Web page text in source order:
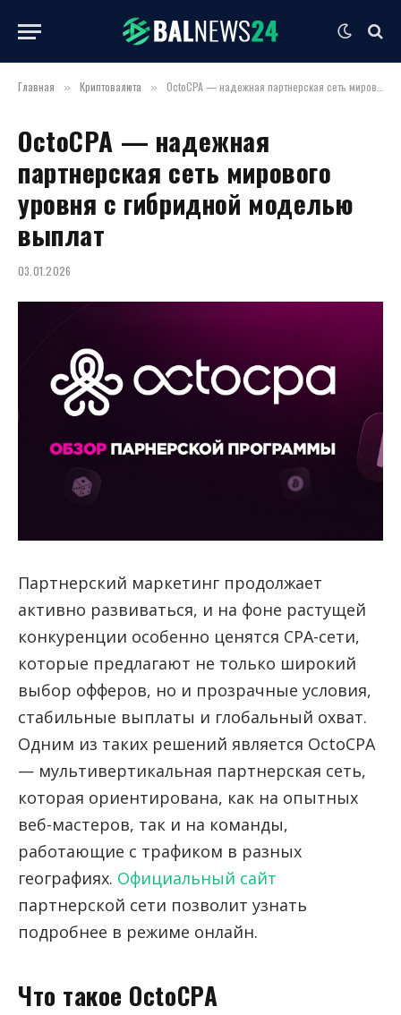
Главная » Криптовалюта » OctoCPA — надежная партнерская сеть мирового уровня с гибридной моделью выплат
OctoCPA — надежная
партнерская сеть мирового
уровня с гибридной моделью
выплат
03.01.2026
Партнерский маркетинг продолжает
активно развиваться, и на фоне растущей
конкуренции особенно ценятся CPA-сети,
которые предлагают не только широкий
выбор офферов, но и прозрачные условия,
стабильные выплаты и глобальный охват.
Одним из таких решений является OctoCPA
— мультивертикальная партнерская сеть,
которая ориентирована, как на опытных
веб-мастеров, так и на команды,
работающие с трафиком в разных
географиях. Официальный сайт
партнерской сети позволит узнать
подробнее в режиме онлайн.
Что такое OctoCPA